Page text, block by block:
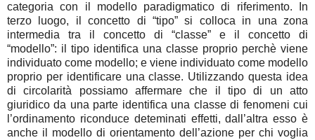
categoria con il modello paradigmatico di riferimento. In
terzo luogo, il concetto di “tipo” si colloca in una zona
intermedia tra il concetto di “classe” e il concetto di
“modello”: il tipo identifica una classe proprio perchè viene
individuato come modello; e viene individuato come modello
proprio per identificare una classe. Utilizzando questa idea
di circolarità possiamo affermare che il tipo di un atto
giuridico da una parte identifica una classe di fenomeni cui
l’ordinamento riconduce deteminati effetti, dall’altra esso è
anche il modello di orientamento dell’azione per chi voglia